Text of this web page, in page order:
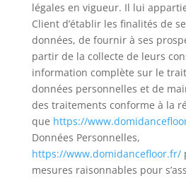
légales en vigueur. Il lui
Client d’établir les finalités de
données, de fournir à ses
partir de la collecte de leurs
information complète sur le
données personnelles et de
des traitements conforme à la
que https://
Données Personnelles,
https://www.domidancefloor.fr/
mesures raisonnables pour